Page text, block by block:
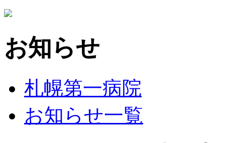
お知らせ
札幌第一病院
お知らせ一覧